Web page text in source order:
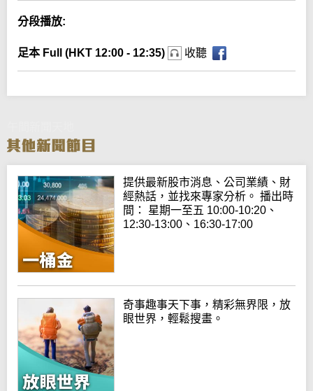
分段播放:
足本 Full (HKT 12:00 - 12:35) 收聽
提供最新股市消息、公司業績、財
經熱話，並找來專家分析。 播出時
間： 星期一至五 10:00-10:20、
12:30-13:00、16:30-17:00
奇事趣事天下事，精彩無界限，放
眼世界，輕鬆搜畫。